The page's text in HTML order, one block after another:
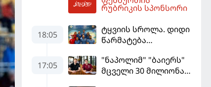
დამარცხდა
რუბრიკის სპონსორი
18:05
ტყვიის სროლა. დიდი
წარმატება
17:05
"ნაპოლიმ" "ბაიერს"
მცველი 30 მილიონად